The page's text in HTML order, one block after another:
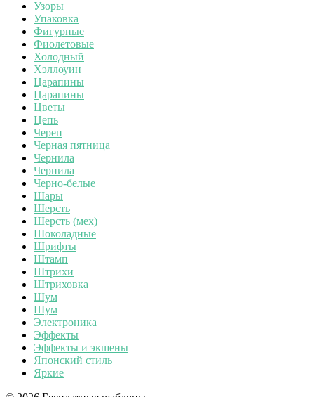
Узоры
Упаковка
Фигурные
Фиолетовые
Холодный
Хэллоуин
Царапины
Царапины
Цветы
Цепь
Череп
Черная пятница
Чернила
Чернила
Черно-белые
Шары
Шерсть
Шерсть (мех)
Шоколадные
Шрифты
Штамп
Штрихи
Штриховка
Шум
Шум
Электроника
Эффекты
Эффекты и экшены
Японский стиль
Яркие